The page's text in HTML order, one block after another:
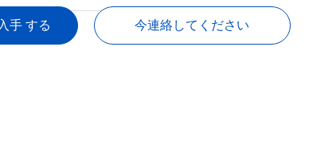
手 する 今連絡してください